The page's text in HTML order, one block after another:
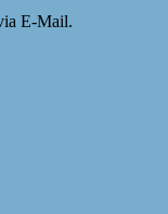
E-Mail.